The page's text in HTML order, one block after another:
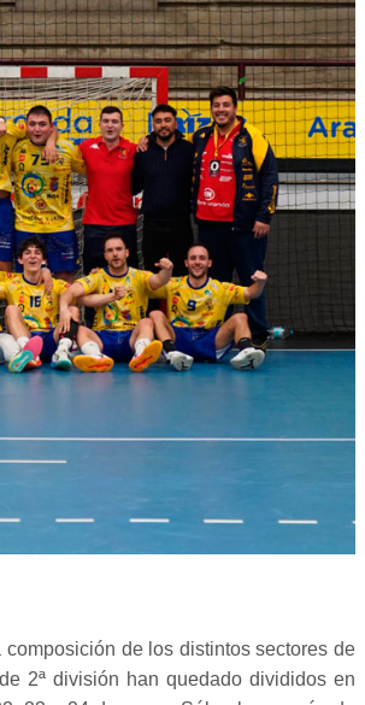
de los distintos sectores de
2ª división han quedado divididos en